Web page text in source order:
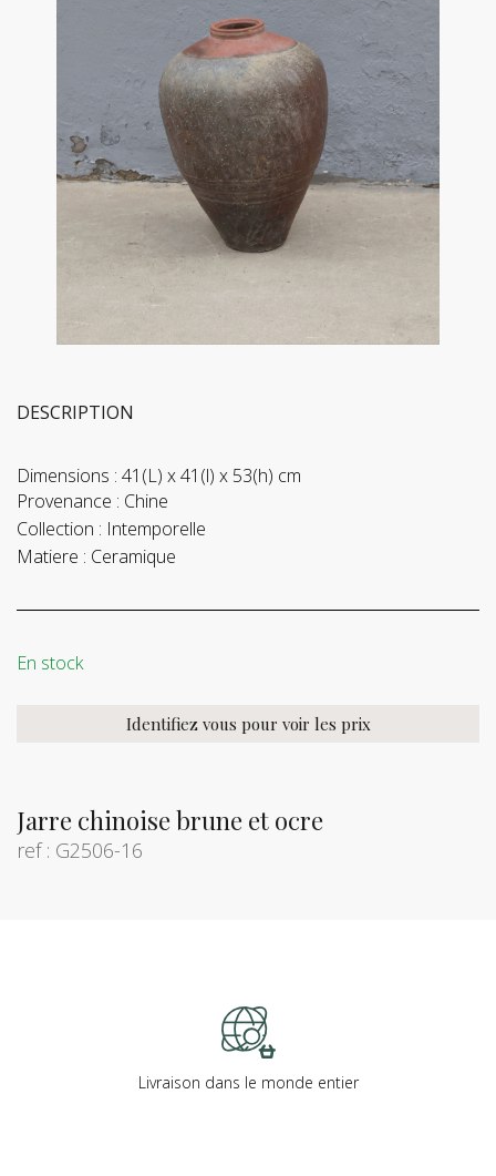
Jarre chinoise brune et ocre
ref : G2506-16
DESCRIPTION
Dimensions : 41(L) x 41(l) x 53(h) cm
Provenance : Chine
Collection : Intemporelle
Matiere : Ceramique
En stock
Identifiez vous pour voir les prix
Livraison dans le monde entier